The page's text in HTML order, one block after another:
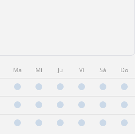
Ma Mi Ju Vi Sá Do